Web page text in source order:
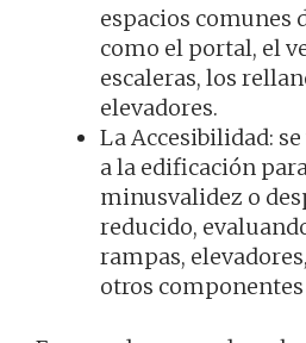
espacios comunes
como el portal, el
escaleras, los
elevadores.
La Accesibilidad:
a la edificación
minusvalidez o
reducido,
rampas,
otros